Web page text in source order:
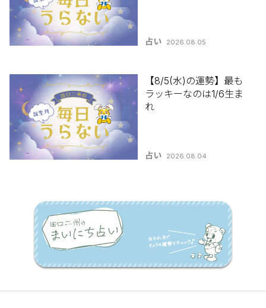
占い 2026.08.05
【8/5(水)の運勢】最も
ラッキーなのは1/6生ま
れ
占い 2026.08.04